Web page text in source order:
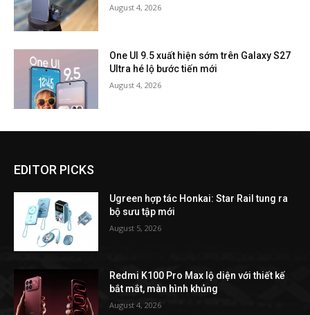
August 4, 2026
One UI 9.5 xuất hiện sớm trên Galaxy S27
Ultra hé lộ bước tiến mới
August 4, 2026
EDITOR PICKS
Ugreen hợp tác Honkai: Star Rail tung ra
bộ sưu tập mới
August 5, 2026
Redmi K100 Pro Max lộ diện với thiết kế
bắt mắt, màn hình khủng
August 4, 2026